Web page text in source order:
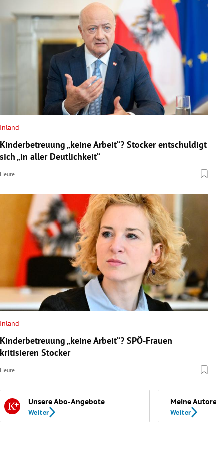
Inland
Kinderbetreuung „keine Arbeit“? Stocker entschuldigt
sich „in aller Deutlichkeit“
Heute
Inland
Kinderbetreuung „keine Arbeit“? SPÖ-Frauen
kritisieren Stocker
Heute
Unsere Abo-Angebote
Weiter
Meine Autoren
Weiter